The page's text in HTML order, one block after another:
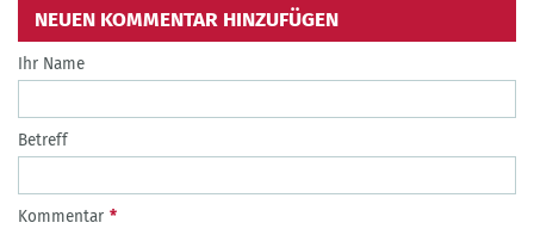
NEUEN KOMMENTAR HINZUFÜGEN
Ihr Name
Betreff
Kommentar